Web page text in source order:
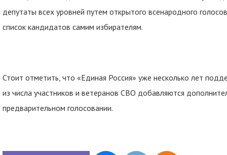
депутаты всех уровней путем открытого всенародного
список кандидатов самим избирателям.
Стоит отметить, что «Единая Россия» уже несколько лет
из числа участников и ветеранов СВО добавляются
предварительном голосовании.